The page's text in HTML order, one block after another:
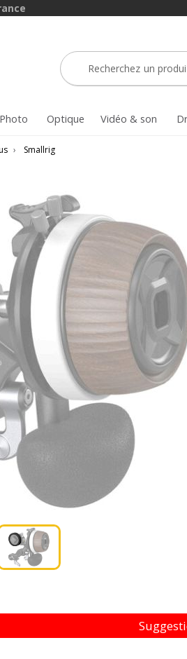
Photo Optique Vidéo & son
› Smallrig